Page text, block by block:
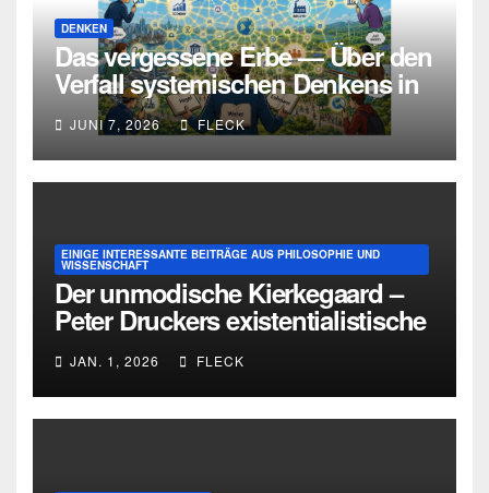
DENKEN
Das vergessene Erbe — Über den
Verfall systemischen Denkens in
Deutschland
JUNI 7, 2026 FLECK
EINIGE INTERESSANTE BEITRÄGE AUS PHILOSOPHIE UND
WISSENSCHAFT
Der unmodische Kierkegaard –
Peter Druckers existentialistische
Intervention von 1933
JAN. 1, 2026 FLECK